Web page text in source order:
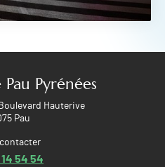
Pyrénées
Hauterive
Pau
54 54